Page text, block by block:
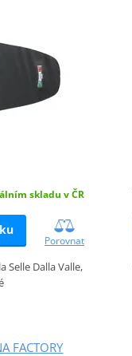
skladu v ČR
Porovnat
Selle Dalla Valle,
FACTORY